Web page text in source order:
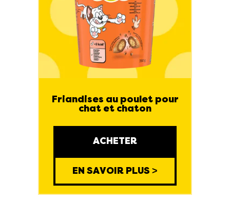
Friandises au poulet pour
chat et chaton
ACHETER
EN SAVOIR PLUS >